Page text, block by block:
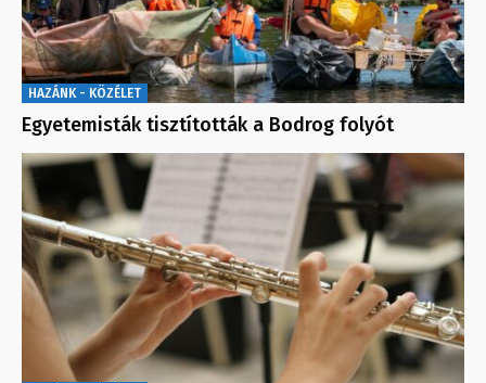
HAZÁNK - KÖZÉLET
Egyetemisták tisztították a Bodrog folyót